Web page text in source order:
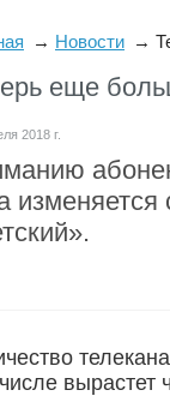
Новости
еще
2018 г.
вырастет